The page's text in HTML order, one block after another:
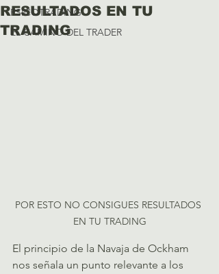
PSICOTRADING
EL CAMINO DEL TRADER
RESULTADOS EN TU
TRADING
POR ESTO NO CONSIGUES RESULTADOS
EN TU TRADING
El principio de la Navaja de Ockham
nos señala un punto relevante a los